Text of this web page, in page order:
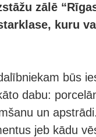
zālē
kuru
būs
dabu:
un
jeb kādu